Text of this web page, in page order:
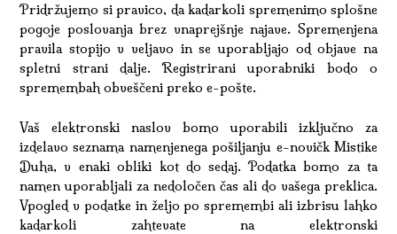
Pridržujemo si pravico, da kadarkoli spremenimo splošne
pogoje poslovanja brez vnaprejšnje najave. Spremenjena
pravila stopijo v veljavo in se uporabljajo od objave na
spletni strani dalje. Registrirani uporabniki bodo o
spremembah obveščeni preko e-pošte.
Vaš elektronski naslov bomo uporabili izključno za
izdelavo seznama namenjenega pošiljanju e-novičk Mistike
Duha, v enaki obliki kot do sedaj. Podatka bomo za ta
namen uporabljali za nedoločen čas ali do vašega preklica.
Vpogled v podatke in željo po spremembi ali izbrisu lahko
kadarkoli zahtevate na elektronski